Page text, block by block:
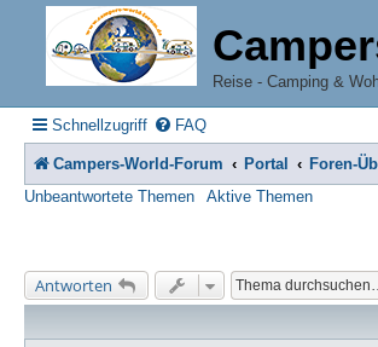
Reise - Camping &
Schnellzugriff FAQ
Campers-World-Forum Portal Foren-
Unbeantwortete Themen
Aktive Themen
Antworten